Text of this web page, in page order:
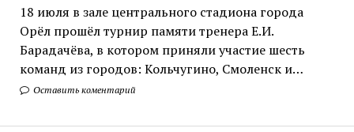
18 июля в зале центрального стадиона города
Орёл прошёл турнир памяти тренера Е.И.
Барадачёва, в котором приняли участие шесть
команд из городов: Кольчугино, Смоленск и…
Оставить коментарий